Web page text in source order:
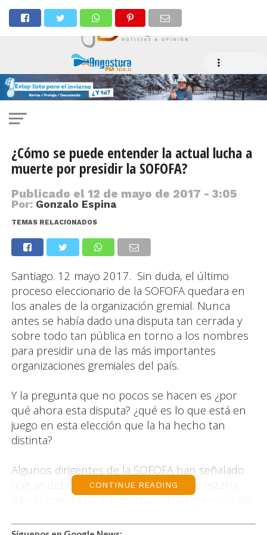
¿Cómo se puede entender la actual lucha a
muerte por presidir la SOFOFA?
Publicado el 12 de mayo de 2017 - 3:05
Por: Gonzalo Espina
TEMAS RELACIONADOS
Santiago. 12 mayo 2017. Sin duda, el último
proceso eleccionario de la SOFOFA quedara en
los anales de la organización gremial. Nunca
antes se había dado una disputa tan cerrada y
sobre todo tan pública en torno a los nombres
para presidir una de las más importantes
organizaciones gremiales del país.
Y la pregunta que no pocos se hacen es ¿por
qué ahora esta disputa? ¿qué es lo que está en
juego en esta elección que la ha hecho tan
distinta?
Algunos dirigentes de la SOFOFA han señalado
que se debe a que el empresariado se estaría
dando cuenta de la importancia del gremio, y de
políticas públicas, sin embargo, a esta respuesta
CONTINUE READING